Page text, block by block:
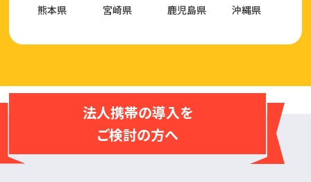
熊本県
宮崎県 鹿児島県 沖縄県
法人携帯の導入を
ご検討の方へ